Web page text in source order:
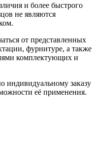
и более быстрого
не являются
от представленных
фурнитуре, а также
комплектующих и
индивидуальному заказу
её применения.